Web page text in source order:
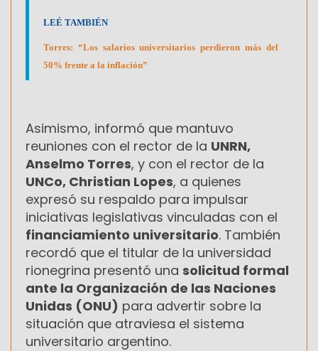
LEÉ TAMBIÉN
Torres: “Los salarios universitarios perdieron más del
50% frente a la inflación”
Asimismo, informó que mantuvo
reuniones con el rector de la UNRN,
Anselmo Torres, y con el rector de la
UNCo, Christian Lopes, a quienes
expresó su respaldo para impulsar
iniciativas legislativas vinculadas con el
financiamiento universitario. También
recordó que el titular de la universidad
rionegrina presentó una solicitud formal
ante la Organización de las Naciones
Unidas (ONU) para advertir sobre la
situación que atraviesa el sistema
universitario argentino.